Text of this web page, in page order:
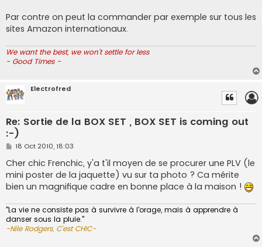
Par contre on peut la commander par exemple sur tous les
sites Amazon internationaux.
We want the best, we won't settle for less
- Good Times -
Electrofred
Re: Sortie de la BOX SET , BOX SET is coming out
:-)
P
s
t
18 Oct 2010, 18:03
Cher chic Frenchic, y'a t'il moyen de se procurer une PLV (le
mini poster de la jaquette) vu sur ta photo ? Ca mérite
bien un magnifique cadre en bonne place à la maison !
"La vie ne consiste pas à survivre à l'orage, mais à apprendre à
danser sous la pluie."
-Nile Rodgers, C'est CHIC-